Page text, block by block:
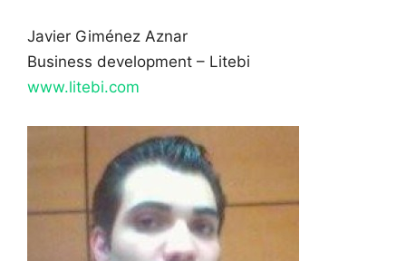
Javier Giménez Aznar
Business development – Litebi
www.litebi.com